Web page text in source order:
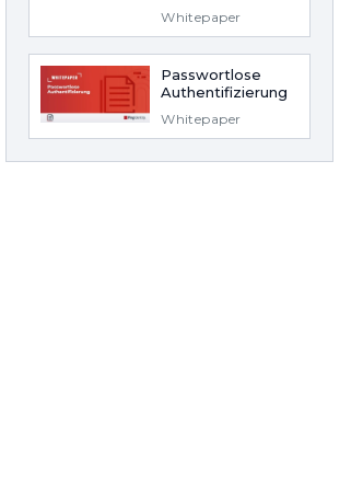
Whitepaper
Passwortlose
Authentifizierung
Whitepaper